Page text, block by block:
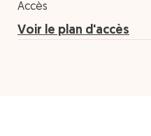
Accès
Voir le plan d'accès